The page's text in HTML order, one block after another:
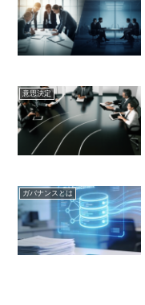
意思決定
ガバナンスとは